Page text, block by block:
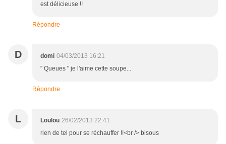
est délicieuse !!
Répondre
D domi 04/03/2013 16:21
" Queues " je l'aime cette soupe...
Répondre
L Loulou 26/02/2013 22:41
rien de tel pour se réchauffer !!<br /> bisous